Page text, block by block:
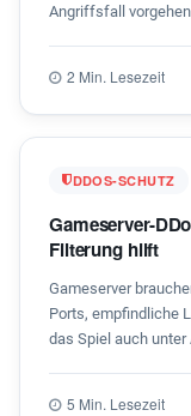
Angriffsfall
2 Min. Lesezeit
DDOS-SCHUTZ
Gameserver-
Filterung hilft
Gameserver
Ports, empfindliche
das Spiel auch
5 Min. Lesezeit